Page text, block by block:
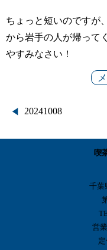
ちょっと短いのですが
から岩手の人が帰って
やすみなさい！
投
稿
20241008
喫
千葉
営